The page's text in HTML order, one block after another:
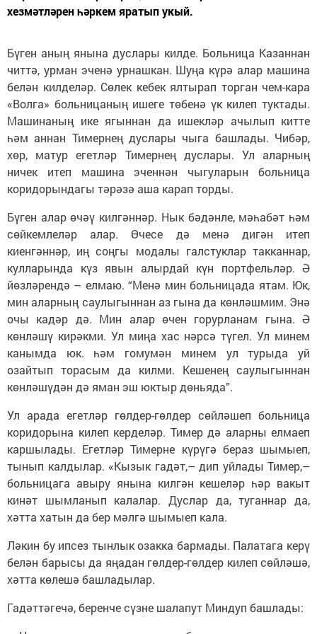
хезмәтләрен һәркем яратып укый.
Бүген аның янына дуслары килде. Больница Казаннан
читтә, урман эченә урнашкан. Шуңа күрә алар машина
белән килделәр. Сөлек кебек ялтырап торган чем-кара
«Волга» больницаның ишеге төбенә үк килеп туктады.
Машинаның ике ягыннан да ишекләр ачылып китте
һәм аннан Тимернең дуслары чыга башлады. Чибәр,
хөр, матур егетләр Тимернең дуслары. Ул аларның
ничек итеп машина эченнән чыгуларын больница
коридорындагы тәрәзә аша карап торды.
Бүген алар өчәү килгәннәр. Нык бәдәнле, мәһабәт һәм
сөйкемлеләр алар. Өчесе дә менә дигән итеп
киенгәннәр, иң соңгы модалы галстуклар такканнар,
кулларында күз явын алырдай күн портфельләр. Ә
йөзләрендә – елмаю. “Менә мин больницада ятам. Юк,
мин аларның саулыгыннан аз гына да көнләшмим. Энә
очы кадәр дә. Мин алар өчен горурланам гына. Ә
көнләшү кирәкми. Ул миңа хас нәрсә түгел. Ул минем
канымда юк. һәм гомумән минем ул турыда уй
озайтып торасым да килми. Кешенең саулыгыннан
көнләшүдән дә яман эш юктыр дөньяда”.
Ул арада егетләр гөлдер-гөлдер сөйләшеп больница
коридорына килеп керделәр. Тимер дә аларны елмаеп
каршылады. Егетләр Тимерне күрүгә бераз шымыеп,
тынып калдылар. «Кызык гадәт,– дип уйлады Тимер,–
больницага авыру янына килгән кешеләр һәр вакыт
кинәт шымланып калалар. Дуслар да, туганнар да,
хәтта хатын да бер мәлгә шымыеп кала.
Ләкин бу ипсез тынлык озакка бармады. Палатага керү
белән барысы да яңадан гөлдер-гөлдер килеп сөйләшә,
хәтта көлешә башладылар.
Гадәттәгечә, беренче сүзне шалапут Миндуп башлады: